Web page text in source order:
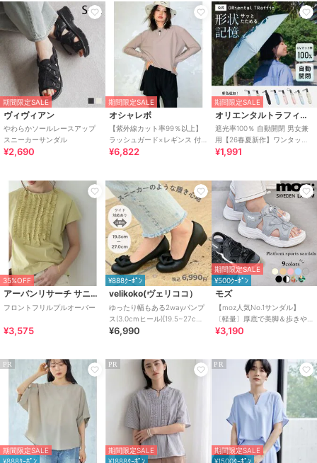
期間限定SALE
ヴィヴィアン
やわらかソールレースアップ
スニーカーサンダル
¥2,690
期間限定SALE
オシャレボ
【紫外線カット率99％以上】
ラッシュガード×レギンス 付
き タンキニ
¥6,822
期間限定SALE
オリエンタルトラフィック
遮光率100％ 自動開閉 男女兼
用【26春夏新作】ワンタッチ
晴雨兼用 折りたたみ傘 /G-
¥1,991
35%OFF
アーバンリサーチ サニーレーベル
フロントフリルプルオーバー
¥3,575
¥888ｸｰﾎﾟﾝ
velikoko(ヴェリココ）
ゆったり幅もある2wayパンプ
ス(3.0cmヒール)[19.5~27cm]
ラクチンきれいシューズ
¥6,990
期間限定SALE
¥500ｸｰﾎﾟﾝ
モズ
【moz人気No.1サンダル】
〔軽量〕厚底で美脚＆歩きや
すい！疲れにくいフィット感
¥3,190
PR
期間限定SALE
¥888ｸｰﾎﾟﾝ
PR
期間限定SALE
¥1888ｸｰﾎﾟﾝ
PR
期間限定SALE
¥1500ｸｰﾎﾟﾝ